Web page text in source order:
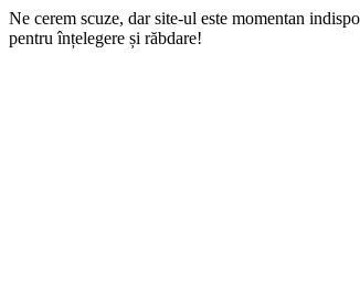
Ne cerem scuze, dar site-ul este momentan
pentru înțelegere și răbdare!